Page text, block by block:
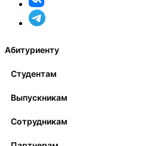
Абитуриенту
Студентам
Выпускникам
Сотрудникам